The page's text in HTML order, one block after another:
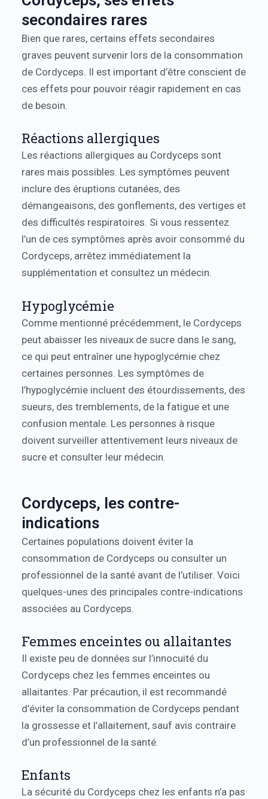
secondaires rares
Bien que rares, certains effets secondaires
graves peuvent survenir lors de la consommation
de Cordyceps. Il est important d’être conscient de
ces effets pour pouvoir réagir rapidement en cas
de besoin.
Réactions allergiques
Les réactions allergiques au Cordyceps sont
rares mais possibles. Les symptômes peuvent
inclure des éruptions cutanées, des
démangeaisons, des gonflements, des vertiges et
des difficultés respiratoires. Si vous ressentez
l’un de ces symptômes après avoir consommé du
Cordyceps, arrêtez immédiatement la
supplémentation et consultez un médecin.
Hypoglycémie
Comme mentionné précédemment, le Cordyceps
peut abaisser les niveaux de sucre dans le sang,
ce qui peut entraîner une hypoglycémie chez
certaines personnes. Les symptômes de
l’hypoglycémie incluent des étourdissements, des
sueurs, des tremblements, de la fatigue et une
confusion mentale. Les personnes à risque
doivent surveiller attentivement leurs niveaux de
sucre et consulter leur médecin.
Cordyceps, les contre-
indications
Certaines populations doivent éviter la
consommation de Cordyceps ou consulter un
professionnel de la santé avant de l’utiliser. Voici
quelques-unes des principales contre-indications
associées au Cordyceps.
Femmes enceintes ou allaitantes
Il existe peu de données sur l’innocuité du
Cordyceps chez les femmes enceintes ou
allaitantes. Par précaution, il est recommandé
d’éviter la consommation de Cordyceps pendant
la grossesse et l’allaitement, sauf avis contraire
d’un professionnel de la santé.
Enfants
La sécurité du Cordyceps chez les enfants n’a pas